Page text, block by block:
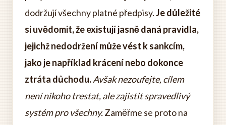
dodržují všechny platné předpisy.Je důležité
si uvědomit, že existují jasně daná pravidla,
jejichž nedodržení může vést k sankcím,
jako je například krácení nebo dokonce
ztráta důchodu.Avšak nezoufejte, cílem
není nikoho trestat, ale zajistit spravedlivý
systém pro všechny.Zaměřme se proto na